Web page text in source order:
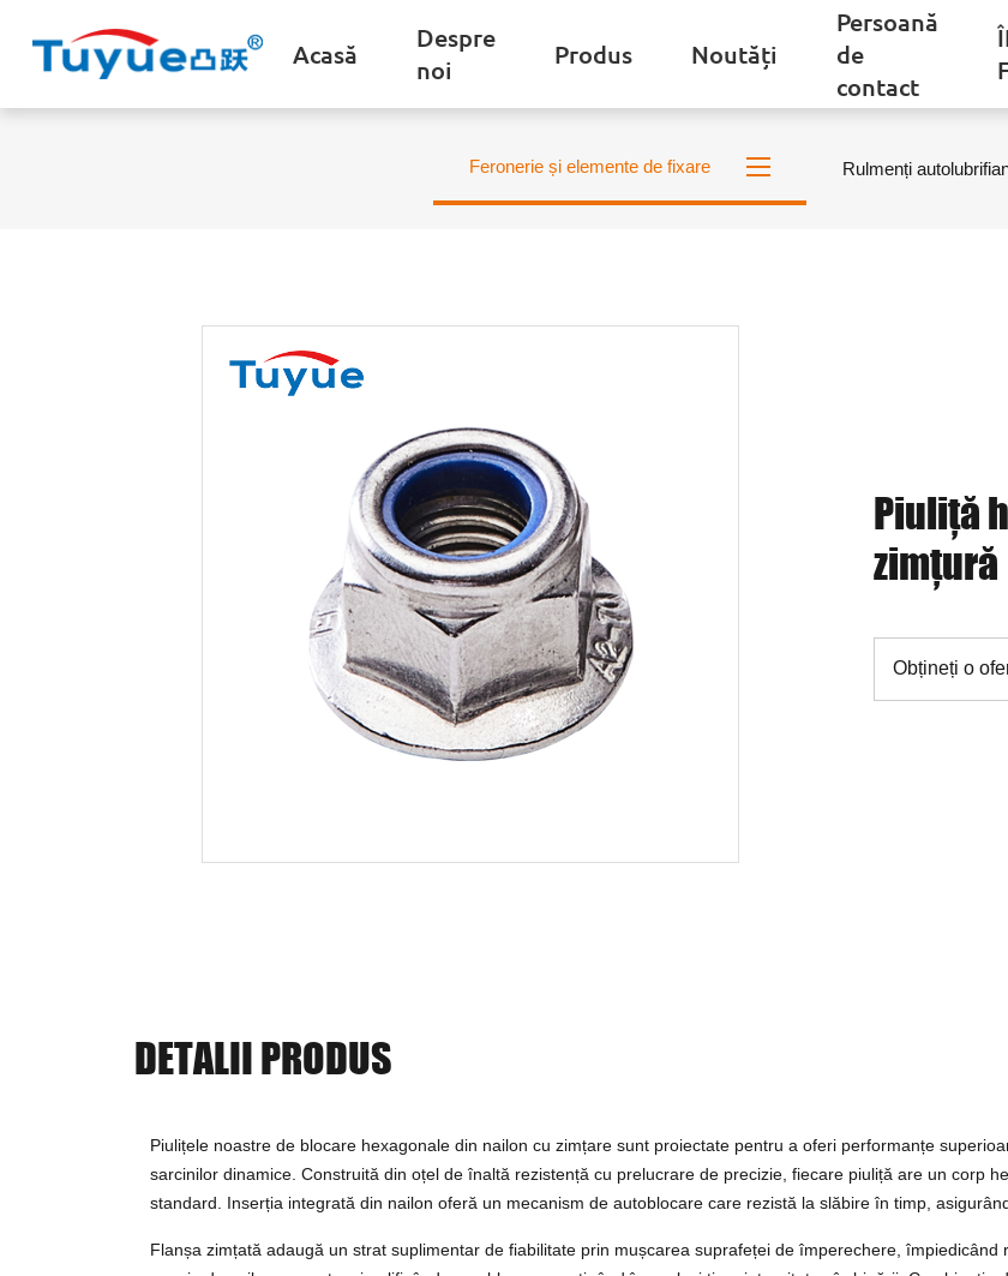
Acasă
Despre
noi
Produs Noutăți
Persoană
de
contact
Feronerie și elemente de fixare Rulmenți
Piuliță
zimțură
Obțineți o
DETALII PRODUS
Piulițele noastre de blocare hexagonale din nailon cu zimțare sunt proiectate pentru a oferi performanțe
sarcinilor dinamice. Construită din oțel de înaltă rezistență cu prelucrare de precizie, fiecare piuliță are un corp
standard. Inserția integrată din nailon oferă un mecanism de autoblocare care rezistă la slăbire în timp,
Flanșa zimțată adaugă un strat suplimentar de fiabilitate prin mușcarea suprafeței de împerechere,